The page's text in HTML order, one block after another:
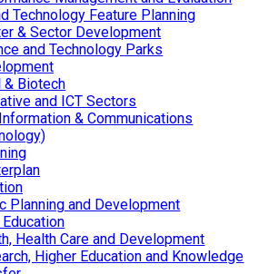
Technology Feature Planning
& Sector Development
and Technology Parks
& Biotech
and ICT Sectors
& Communications
Planning and Development
Health Care and Development
Higher Education and Knowledge